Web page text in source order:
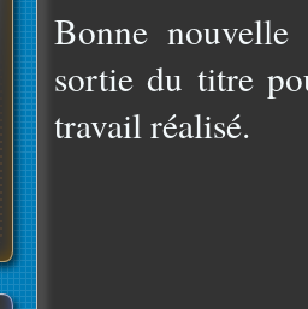
Bonne
sortie du titre
travail réalisé.